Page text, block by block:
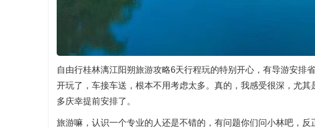
自由行桂林漓江阳朔旅游攻略6天行程玩的特别开心，有导游安排
开玩了，车接车送，根本不用考虑太多。真的，我感受很深，尤
多庆幸提前安排了。
旅游嘛，认识一个专业的人还是不错的，有问题你们问小林吧，反